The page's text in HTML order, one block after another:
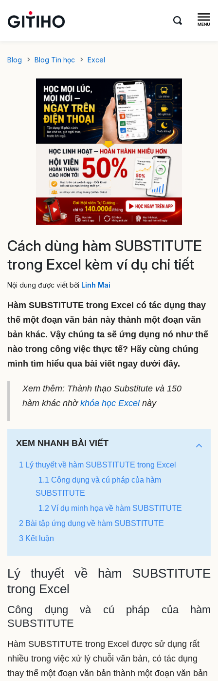
Blog Blog Tin học Excel
Cách dùng hàm SUBSTITUTE
trong Excel kèm ví dụ chi tiết
Nội dung được viết bởi Linh Mai
Hàm SUBSTITUTE trong Excel có tác dụng thay
thế một đoạn văn bản này thành một đoạn văn
bản khác. Vậy chúng ta sẽ ứng dụng nó như thế
nào trong công việc thực tế? Hãy cùng chúng
mình tìm hiểu qua bài viết ngay dưới đây.
Xem thêm: Thành thạo Substitute và 150
hàm khác nhờ khóa học Excelnày
XEM NHANH BÀI VIẾT
1 Lý thuyết về hàm SUBSTITUTE trong Excel
1.1 Công dụng và cú pháp của hàm
SUBSTITUTE
1.2 Ví dụ minh họa về hàm SUBSTITUTE
2 Bài tập ứng dụng về hàm SUBSTITUTE
3 Kết luận
Lý thuyết về hàm SUBSTITUTE
trong Excel
Công dụng và cú pháp của hàm
SUBSTITUTE
Hàm SUBSTITUTE trong Excel được sử dụng rất
nhiều trong việc xử lý chuỗi văn bản, có tác dụng
thay thế một đoạn văn bản thành một đoạn văn bản